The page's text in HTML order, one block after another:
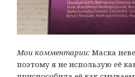
Мои комментарии: Маска
поэтому я не использую её